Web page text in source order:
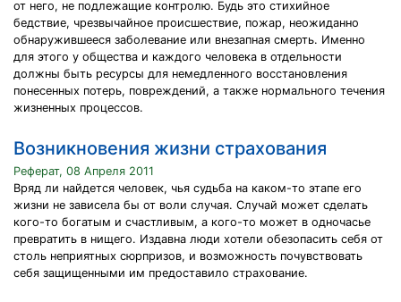
от него, не подлежащие контролю. Будь это стихийное
бедствие, чрезвычайное происшествие, пожар, неожиданно
обнаружившееся заболевание или внезапная смерть. Именно
для этого у общества и каждого человека в отдельности
должны быть ресурсы для немедленного восстановления
понесенных потерь, повреждений, а также нормального течения
жизненных процессов.
Возникновения жизни страхования
Реферат, 08 Апреля 2011
Вряд ли найдется человек, чья судьба на каком-то этапе его
жизни не зависела бы от воли случая. Случай может сделать
кого-то богатым и счастливым, а кого-то может в одночасье
превратить в нищего. Издавна люди хотели обезопасить себя от
столь неприятных сюрпризов, и возможность почувствовать
себя защищенными им предоставило страхование.